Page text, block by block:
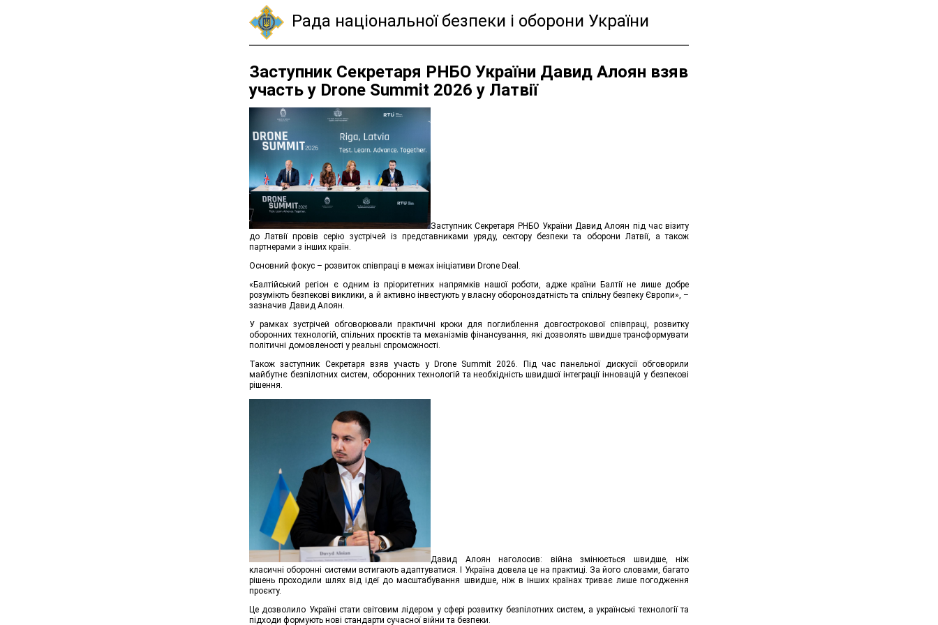
Рада національної безпеки і оборони України
Заступник Секретаря РНБО України Давид Алоян взяв
участь у Drone Summit 2026 у Латвії
Заступник Секретаря РНБО України Давид Алоян під час візиту
до Латвії провів серію зустрічей із представниками уряду, сектору безпеки та оборони Латвії, а також
партнерами з інших країн.
Основний фокус – розвиток співпраці в межах ініціативи Drone Deal.
«Балтійський регіон є одним із пріоритетних напрямків нашої роботи, адже країни Балтії не лише добре
розуміють безпекові виклики, а й активно інвестують у власну обороноздатність та спільну безпеку Європи», –
зазначив Давид Алоян.
У рамках зустрічей обговорювали практичні кроки для поглиблення довгострокової співпраці, розвитку
оборонних технологій, спільних проєктів та механізмів фінансування, які дозволять швидше трансформувати
політичні домовленості у реальні спроможності.
Також заступник Секретаря взяв участь у Drone Summit 2026. Під час панельної дискусії обговорили
майбутнє безпілотних систем, оборонних технологій та необхідність швидшої інтеграції інновацій у безпекові
рішення.
Давид Алоян наголосив: війна змінюється швидше, ніж
класичні оборонні системи встигають адаптуватися. І Україна довела це на практиці. За його словами, багато
рішень проходили шлях від ідеї до масштабування швидше, ніж в інших країнах триває лише погодження
проєкту.
Це дозволило Україні стати світовим лідером у сфері розвитку безпілотних систем, а українські технології та
підходи формують нові стандарти сучасної війни та безпеки.